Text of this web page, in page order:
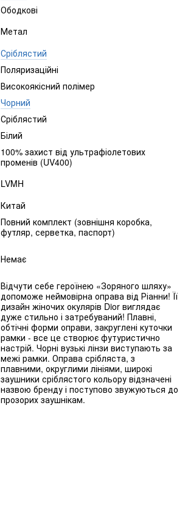
Ободкові
Метал
Сріблястий
Поляризаційні
Високоякісний полімер
Чорний
Сріблястий
Білий
100% захист від ультрафіолетових
променів (UV400)
LVMH
Китай
Повний комплект (зовнішня коробка,
футляр, серветка, паспорт)
Немає
Відчути себе героїнею «Зоряного шляху»
допоможе неймовірна оправа від Ріанни! Її
дизайн жіночих окулярів Dior виглядає
дуже стильно і затребуваний! Плавні,
обтічні форми оправи, закруглені куточки
рамки - все це створює футуристично
настрій. Чорні вузькі лінзи виступають за
межі рамки. Оправа срібляста, з
плавними, округлими лініями, широкі
заушники сріблястого кольору відзначені
назвою бренду і поступово звужуються до
прозорих заушнікам.